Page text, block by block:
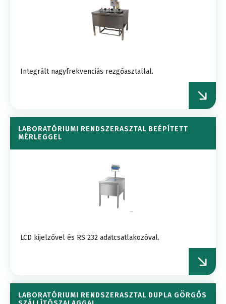
Integrált nagyfrekvenciás rezgőasztallal.
LABORATÓRIUMI RENDSZERASZTAL BEÉPÍTETT
MÉRLEGGEL
LCD kijelzővel és RS 232 adatcsatlakozóval.
LABORATÓRIUMI RENDSZERASZTAL DUPLA GÖRGŐS